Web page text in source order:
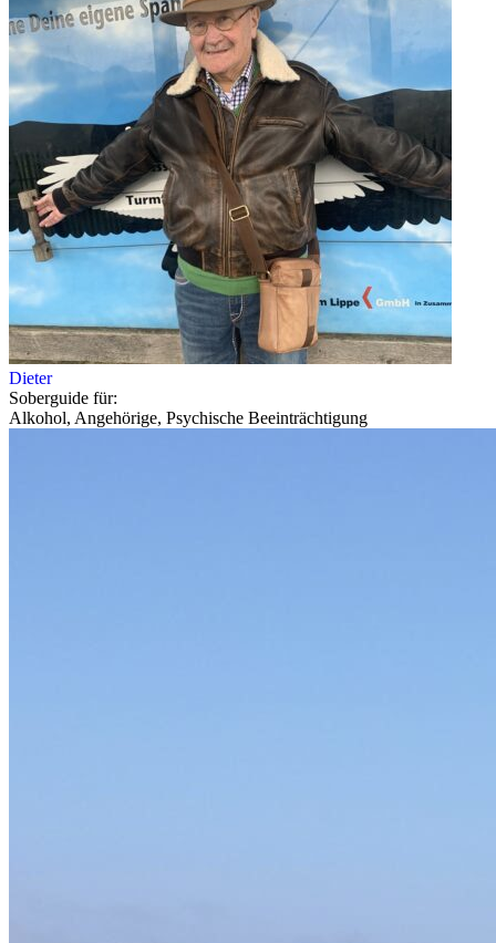
Dieter
Soberguide für:
Alkohol, Angehörige, Psychische Beeinträchtigung